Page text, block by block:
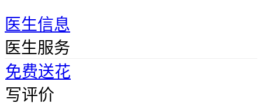
医生信息
医生服务
免费送花
写评价